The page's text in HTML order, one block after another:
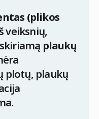
(plikos
veiksnių,
plaukų
plotų, plaukų